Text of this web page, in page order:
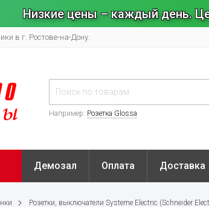
Низкие цены – каждый день.
в г. Ростове-на-Дону.
Например: Розетка Glossa
Демозал Оплата Доставка
Розетки, выключатели Systeme Electric (Schneider